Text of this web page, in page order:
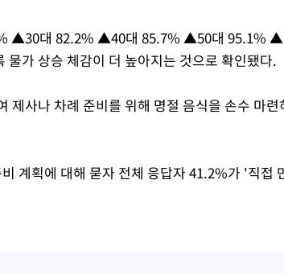
▲30대 82.2% ▲40대 85.7% ▲50대 95.1%
물가 상승 체감이 더 높아지는 것으로 확인됐다.
제사나 차례 준비를 위해 명절 음식을 손수 마
계획에 대해 묻자 전체 응답자 41.2%가 '직접